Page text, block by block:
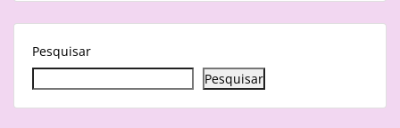
Pesquisar
Pesquisar